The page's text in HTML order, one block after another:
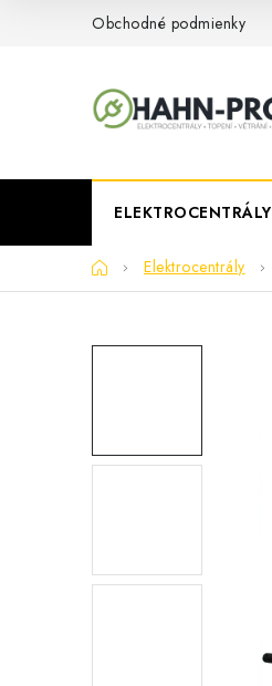
Obchodné podmienky
ELEKTROCENTRÁLY
DomovElektrocentrály